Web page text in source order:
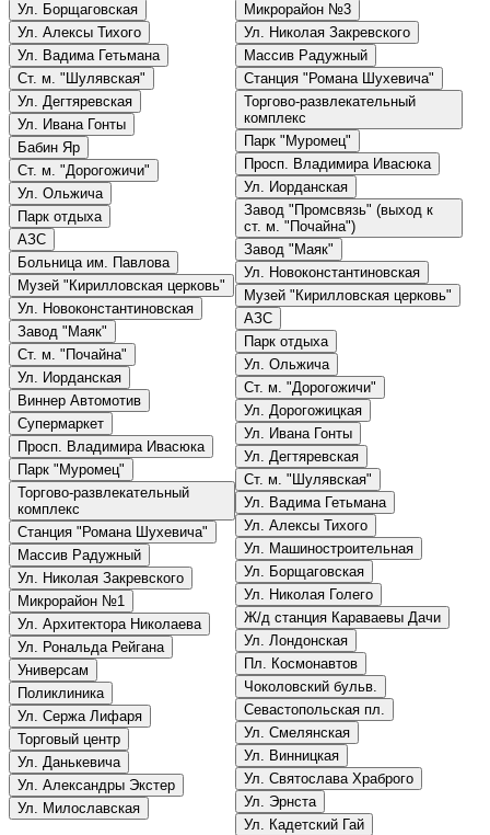
Ул. Борщаговская
Ул. Алексы Тихого
Ул. Вадима Гетьмана
Ст. м. "Шулявская"
Ул. Дегтяревская
Ул. Ивана Гонты
Бабин Яр
Ст. м. "Дорогожичи"
Ул. Ольжича
Парк отдыха
АЗС
Больница им. Павлова
Музей "Кирилловская церковь"
Ул. Новоконстантиновская
Завод "Маяк"
Ст. м. "Почайна"
Ул. Иорданская
Виннер Автомотив
Супермаркет
Просп. Владимира Ивасюка
Парк "Муромец"
Торгово-развлекательный
комплекс
Станция "Романа Шухевича"
Массив Радужный
Ул. Николая Закревского
Микрорайон №1
Ул. Архитектора Николаева
Ул. Рональда Рейгана
Универсам
Поликлиника
Ул. Сержа Лифаря
Торговый центр
Ул. Данькевича
Ул. Александры Экстер
Ул. Милославская
Микрорайон №3
Ул. Николая Закревского
Массив Радужный
Станция "Романа Шухевича"
Торгово-развлекательный
комплекс
Парк "Муромец"
Просп. Владимира Ивасюка
Ул. Иорданская
Завод "Промсвязь" (выход к
ст. м. "Почайна")
Завод "Маяк"
Ул. Новоконстантиновская
Музей "Кирилловская церковь"
АЗС
Парк отдыха
Ул. Ольжича
Ст. м. "Дорогожичи"
Ул. Дорогожицкая
Ул. Ивана Гонты
Ул. Дегтяревская
Ст. м. "Шулявская"
Ул. Вадима Гетьмана
Ул. Алексы Тихого
Ул. Машиностроительная
Ул. Борщаговская
Ул. Николая Голего
Ж/д станция Караваевы Дачи
Ул. Лондонская
Пл. Космонавтов
Чоколовский бульв.
Севастопольская пл.
Ул. Смелянская
Ул. Винницкая
Ул. Святослава Храброго
Ул. Эрнста
Ул. Кадетский Гай